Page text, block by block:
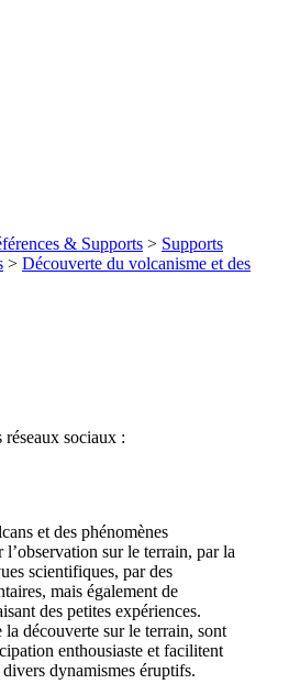
& Supports > Supports
> Découverte du volcanisme et des
réseaux sociaux :
et des phénomènes
sur le terrain, par la
scientifiques, par des
mais également de
des petites expériences.
la découverte sur le terrain, sont
enthousiaste et facilitent
dynamismes éruptifs.